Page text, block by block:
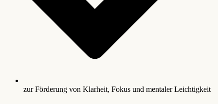
zur Förderung von Klarheit, Fokus und mentaler Leichtigkeit